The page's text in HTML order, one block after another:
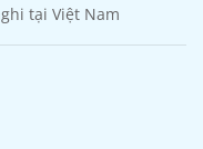
tại Việt Nam